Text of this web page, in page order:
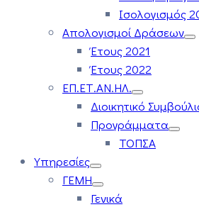
Ισολογισμός
Απολογισμοί Δράσεων
Έτους 2021
Έτους 2022
ΕΠ.ΕΤ.ΑΝ.ΗΛ.
Διοικητικό
Προγράμματα
ΤΟΠΣΑ
Υπηρεσίες
ΓΕΜΗ
Γενικά